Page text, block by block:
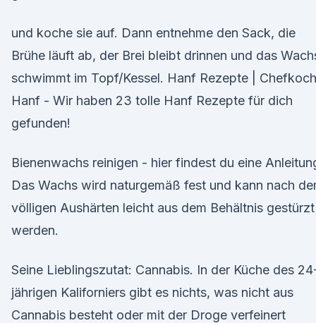
und koche sie auf. Dann entnehme den Sack, die
Brühe läuft ab, der Brei bleibt drinnen und das
schwimmt im Topf/Kessel. Hanf Rezepte | Chefkoch
Hanf - Wir haben 23 tolle Hanf Rezepte für dich
gefunden!
Bienenwachs reinigen - hier findest du eine
Das Wachs wird naturgemäß fest und kann nach
völligen Aushärten leicht aus dem Behältnis gestürzt
werden.
Seine Lieblingszutat: Cannabis. In der Küche des
jährigen Kaliforniers gibt es nichts, was nicht aus
Cannabis besteht oder mit der Droge verfeinert